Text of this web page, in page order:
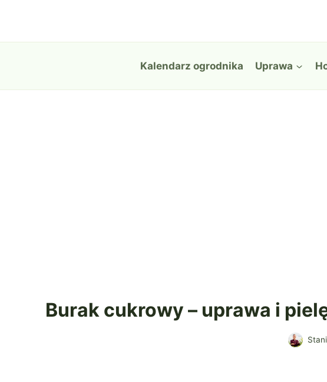
treści
Kalendarz ogrodnika Uprawa
Burak cukrowy – uprawa i